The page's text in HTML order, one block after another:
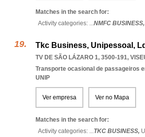
Matches in the search for:
Activity categories: ...NMFC BUSINESS,
Tkc Business, Unipessoal,
TV DE SÃO LÁZARO 1, 3500-191,
Transporte ocasional de passageiros
UNIP
Ver empresa Ver no Mapa
Matches in the search for:
Activity categories: ...TKC BUSINESS,